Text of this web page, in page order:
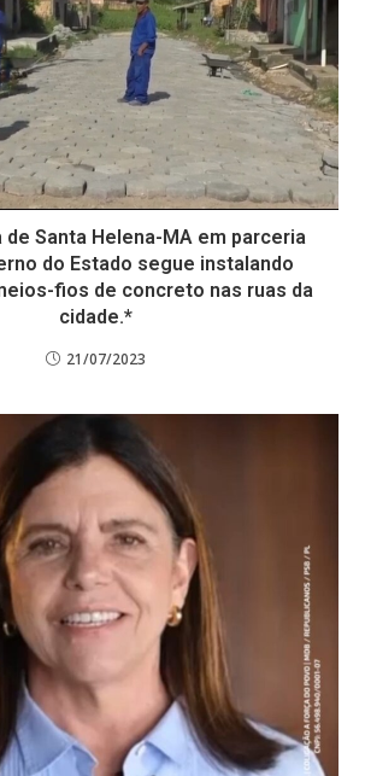
Santa Helena-MA em parceria
do Estado segue instalando
fios de concreto nas ruas da
cidade.*
21/07/2023